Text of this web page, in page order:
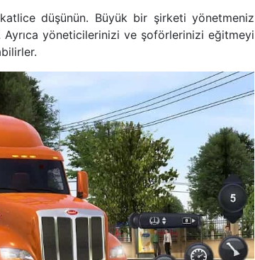
düşünün. Büyük bir şirketi yönetmeniz
yöneticilerinizi ve şoförlerinizi eğitmeyi